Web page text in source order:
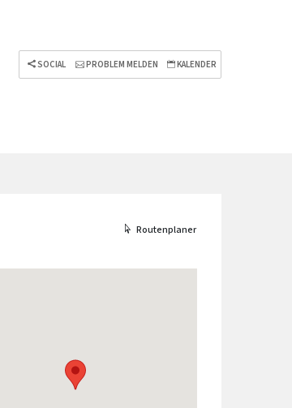
SOCIAL PROBLEM MELDEN KALENDER
Routenplaner